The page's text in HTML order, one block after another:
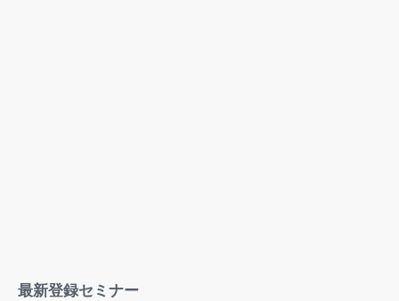
最新登録セミナー